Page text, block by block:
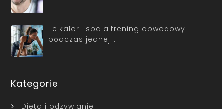
Ile kalorii spala trening obwodowy
podczas jednej …
Kategorie
Dieta i odżywianie